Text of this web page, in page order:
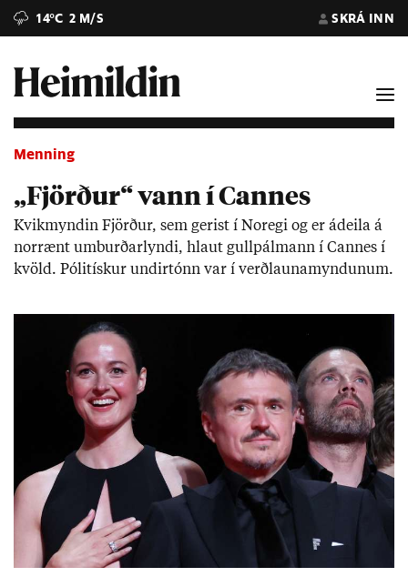
14°C 2 M/S SKRÁ INN
Menning
„Fjörður“ vann í Cannes
Kvik­mynd­in Fjörð­ur, sem ger­ist í Nor­egi og er ádeila á
nor­rænt um­burð­ar­lyndi, hlaut gullpálm­ann í Cann­es í
kvöld. Póli­tísk­ur und­ir­tónn var í verð­launa­mynd­un­um.